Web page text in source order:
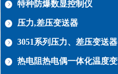
特种防爆数显控制仪
压力,差压变送器
3051系列压力、差压变送器